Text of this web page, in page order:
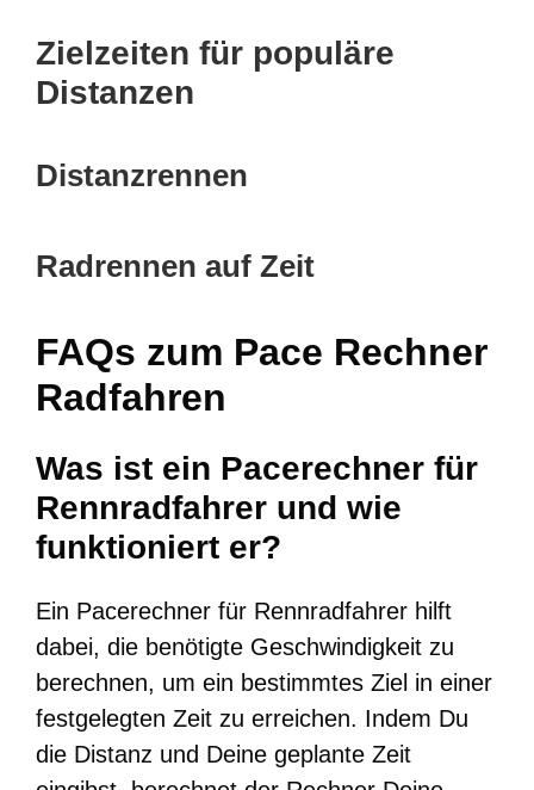
Zielzeiten für populäre
Distanzen
Distanzrennen
Radrennen auf Zeit
FAQs zum Pace Rechner
Radfahren
Was ist ein Pacerechner für
Rennradfahrer und wie
funktioniert er?
Ein Pacerechner für Rennradfahrer hilft
dabei, die benötigte Geschwindigkeit zu
berechnen, um ein bestimmtes Ziel in einer
festgelegten Zeit zu erreichen. Indem Du
die Distanz und Deine geplante Zeit